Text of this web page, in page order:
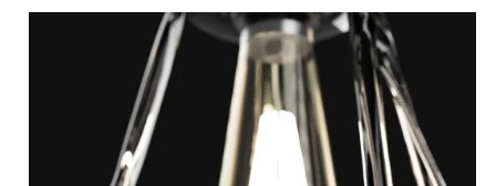
mitu
varianti.
Valikuid
saab
teha
tootelehel.